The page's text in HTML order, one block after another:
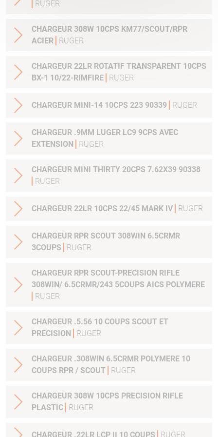
RUGER
CHARGEUR 308W 10CPS KM77/SCOUT/RPR
ACIER
RUGER
CHARGEUR 22LR ROTATIF TRANSPARENT 10CPS
BX-1 10/22-RIMFIRE
RUGER
CHARGEUR MINI-14 10CPS 223 90339 RUGER
CHARGEUR .9MM LUGER LC9 9CPS AVEC
EXTENSION
RUGER
CHARGEUR MINI THIRTY 20CPS 7.62X39 90338
RUGER
CHARGEUR 22LR 10CPS 22/45 MARK IV RUGER
CHARGEUR RPR SCOUT 308WIN 6.5CRMR
3COUPS
RUGER
CHARGEUR RPR SCOUT-PRECISION RIFLE
308WIN/ 6.5CRMR/243 5COUPS AICS POLYMERE
RUGER
CHARGEUR .5.56 10 COUPS SCOUT ET
PRECISION
RUGER
CHARGEUR .308WIN 6.5CRMR POLYMERE 10
COUPS RPR / SCOUT
RUGER
CHARGEUR 308W 10CPS PRECISION RIFLE
PLASTIC
RUGER
CHARGEUR .22LR LCP II 10 COUPS RUGER